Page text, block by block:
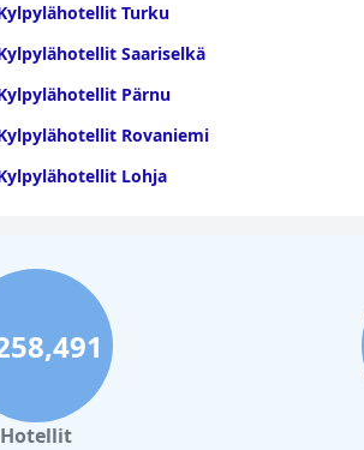
Turku
Saariselkä
Pärnu
Rovaniemi
Lohja
Hotellit